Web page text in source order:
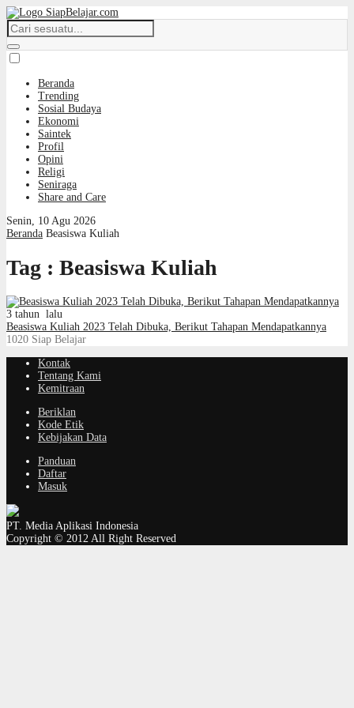
Beranda
Trending
Sosial Budaya
Ekonomi
Saintek
Profil
Opini
Religi
Seniraga
Share and Care
Senin, 10 Agu 2026
Beranda Beasiswa Kuliah
Tag : Beasiswa Kuliah
3 tahun lalu
Beasiswa Kuliah 2023 Telah Dibuka, Berikut Tahapan Mendapatkannya
1020 Siap Belajar
Kontak
Tentang Kami
Kemitraan
Beriklan
Kode Etik
Kebijakan Data
Panduan
Daftar
Masuk
PT. Media Aplikasi Indonesia
Copyright © 2012 All Right Reserved